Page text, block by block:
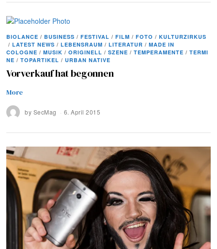
BIOLANCE / BUSINESS / FESTIVAL / FILM / FOTO / KULTURZIRKUS
/ LATEST NEWS / LEBENSRAUM / LITERATUR / MADE IN
COLOGNE / MUSIK / ORIGINELL / SZENE / TEMPERAMENTE / TERMI
NE / TOPARTIKEL / URBAN NATIVE
Vorverkauf hat begonnen
More
by SecMag 6. April 2015